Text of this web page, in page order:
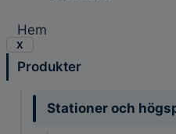
X
Hem
Produkter
Stationer och